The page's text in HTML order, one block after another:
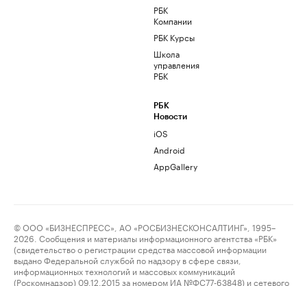
РБК
Компании
РБК Курсы
Школа
управления
РБК
РБК
Новости
iOS
Android
AppGallery
© ООО «БИЗНЕСПРЕСС», АО «РОСБИЗНЕСКОНСАЛТИНГ», 1995–
2026. Сообщения и материалы информационного агентства «РБК»
(свидетельство о регистрации средства массовой информации
выдано Федеральной службой по надзору в сфере связи,
информационных технологий и массовых коммуникаций
(Роскомнадзор) 09.12.2015 за номером ИА №ФС77-63848) и сетевого